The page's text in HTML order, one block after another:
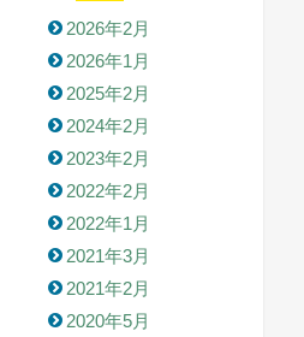
2026年2月
2026年1月
2025年2月
2024年2月
2023年2月
2022年2月
2022年1月
2021年3月
2021年2月
2020年5月